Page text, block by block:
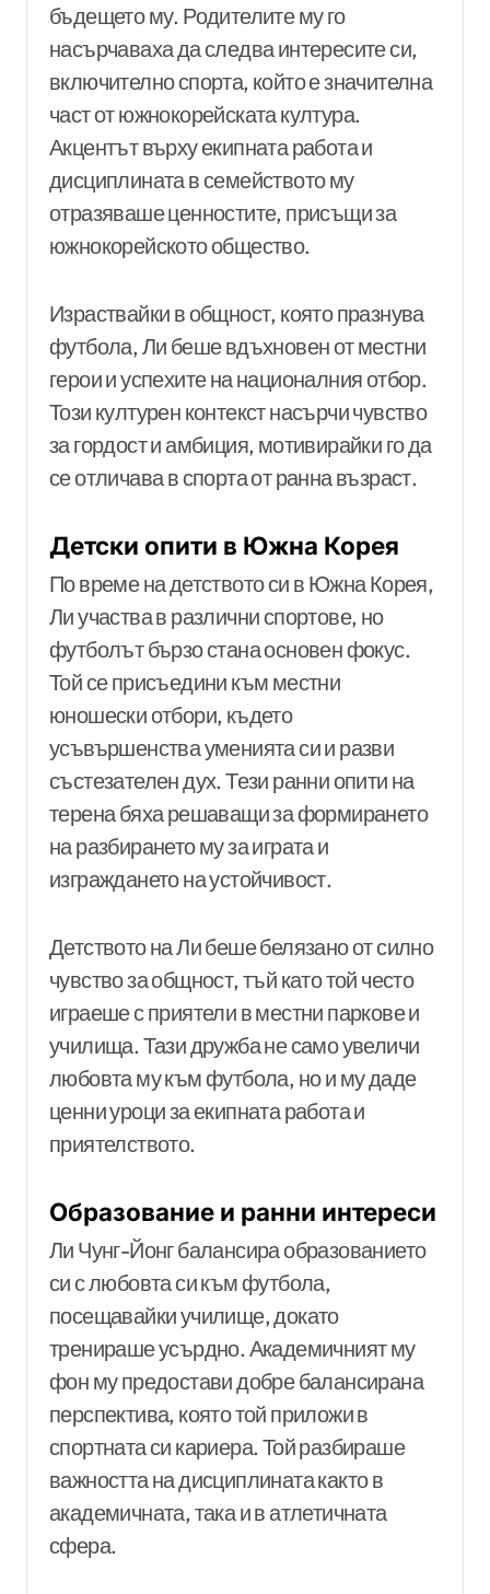
бъдещето му. Родителите му го
насърчаваха да следва интересите си,
включително спорта, който е значителна
част от южнокорейската култура.
Акцентът върху екипната работа и
дисциплината в семейството му
отразяваше ценностите, присъщи за
южнокорейското общество.
Израствайки в общност, която празнува
футбола, Ли беше вдъхновен от местни
герои и успехите на националния отбор.
Този културен контекст насърчи чувство
за гордост и амбиция, мотивирайки го да
се отличава в спорта от ранна възраст.
Детски опити в Южна Корея
По време на детството си в Южна Корея,
Ли участва в различни спортове, но
футболът бързо стана основен фокус.
Той се присъедини към местни
юношески отбори, където
усъвършенства уменията си и разви
състезателен дух. Тези ранни опити на
терена бяха решаващи за формирането
на разбирането му за играта и
изграждането на устойчивост.
Детството на Ли беше белязано от силно
чувство за общност, тъй като той често
играеше с приятели в местни паркове и
училища. Тази дружба не само увеличи
любовта му към футбола, но и му даде
ценни уроци за екипната работа и
приятелството.
Образование и ранни интереси
Ли Чунг-Йонг балансира образованието
си с любовта си към футбола,
посещавайки училище, докато
тренираше усърдно. Академичният му
фон му предостави добре балансирана
перспектива, която той приложи в
спортната си кариера. Той разбираше
важността на дисциплината както в
академичната, така и в атлетичната
сфера.